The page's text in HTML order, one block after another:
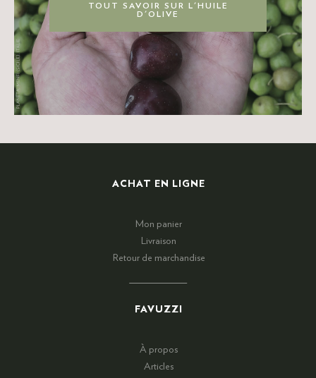
TOUT SAVOIR SUR L'HUILE
D'OLIVE
ACHAT EN LIGNE
Mon panier
Livraison
Retour de marchandise
FAVUZZI
À propos
Articles